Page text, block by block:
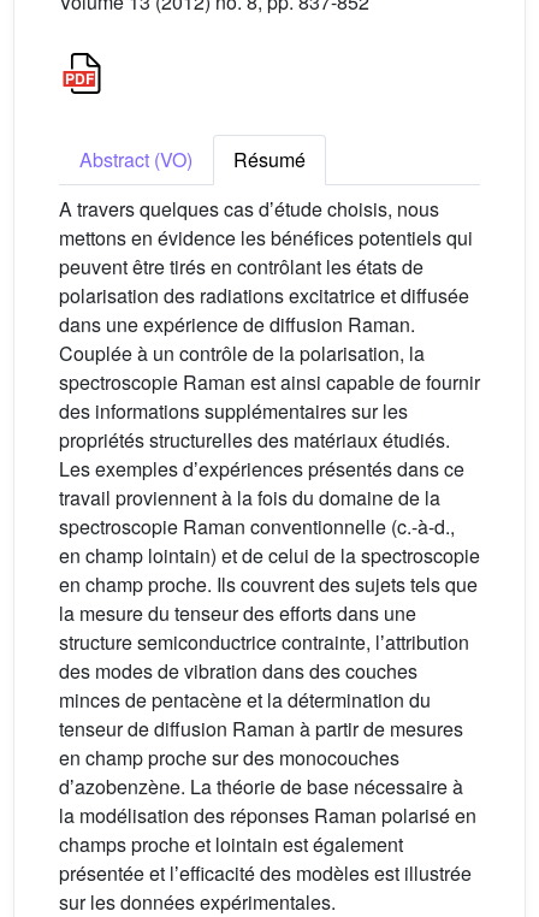
Abstract (VO)
Résumé
A travers quelques cas dʼétude choisis, nous
mettons en évidence les bénéfices potentiels qui
peuvent être tirés en contrôlant les états de
polarisation des radiations excitatrice et diffusée
dans une expérience de diffusion Raman.
Couplée à un contrôle de la polarisation, la
spectroscopie Raman est ainsi capable de fournir
des informations supplémentaires sur les
propriétés structurelles des matériaux étudiés.
Les exemples dʼexpériences présentés dans ce
travail proviennent à la fois du domaine de la
spectroscopie Raman conventionnelle (c.-à-d.,
en champ lointain) et de celui de la spectroscopie
en champ proche. Ils couvrent des sujets tels que
la mesure du tenseur des efforts dans une
structure semiconductrice contrainte, lʼattribution
des modes de vibration dans des couches
minces de pentacène et la détermination du
tenseur de diffusion Raman à partir de mesures
en champ proche sur des monocouches
dʼazobenzène. La théorie de base nécessaire à
la modélisation des réponses Raman polarisé en
champs proche et lointain est également
présentée et lʼefficacité des modèles est illustrée
sur les données expérimentales.